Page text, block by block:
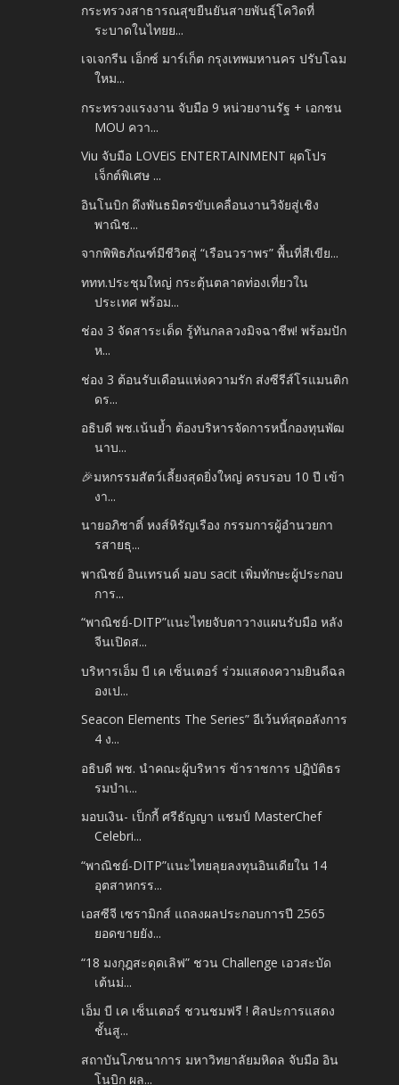
กระทรวงสาธารณสุขยืนยันสายพันธุ์โควิดที่
ระบาดในไทยย...
เจเจกรีน เอ็กซ์ มาร์เก็ต กรุงเทพมหานคร ปรับโฉม
ใหม...
กระทรวงแรงงาน จับมือ 9 หน่วยงานรัฐ + เอกชน
MOU ควา...
Viu จับมือ LOVEiS ENTERTAINMENT ผุดโปร
เจ็กต์พิเศษ ...
อินโนบิก ดึงพันธมิตรขับเคลื่อนงานวิจัยสู่เชิง
พาณิช...
จากพิพิธภัณฑ์มีชีวิตสู่ “เรือนวราพร” พื้นที่สีเขีย...
ททท.ประชุมใหญ่ กระตุ้นตลาดท่องเที่ยวใน
ประเทศ พร้อม...
ช่อง 3 จัดสาระเด็ด รู้ทันกลลวงมิจฉาชีพ! พร้อมปัก
ห...
ช่อง 3 ต้อนรับเดือนแห่งความรัก ส่งซีรีส์โรแมนติก
ดร...
อธิบดี พช.เน้นย้ำ ต้องบริหารจัดการหนี้กองทุนพัฒ
นาบ...
🎉มหกรรมสัตว์เลี้ยงสุดยิ่งใหญ่ ครบรอบ 10 ปี เข้า
งา...
นายอภิชาติ์ หงส์หิรัญเรือง กรรมการผู้อำนวยกา
รสายธุ...
พาณิชย์ อินเทรนด์ มอบ sacit เพิ่มทักษะผู้ประกอบ
การ...
“พาณิชย์-DITP”แนะไทยจับตาวางแผนรับมือ หลัง
จีนเปิดส...
บริหารเอ็ม บี เค เซ็นเตอร์ ร่วมแสดงความยินดีฉล
องเป...
Seacon Elements The Series” อีเว้นท์สุดอลังการ
4 ง...
อธิบดี พช. นำคณะผู้บริหาร ข้าราชการ ปฏิบัติธร
รมบำเ...
มอบเงิน- เป็กกี้ ศรีธัญญา แชมป์ MasterChef
Celebri...
“พาณิชย์-DITP”แนะไทยลุยลงทุนอินเดียใน 14
อุตสาหกรร...
เอสซีจี เซรามิกส์ แถลงผลประกอบการปี 2565
ยอดขายยัง...
“18 มงกุฎสะดุดเลิฟ” ชวน Challenge เอวสะบัด
เต้นม่...
เอ็ม บี เค เซ็นเตอร์ ชวนชมฟรี ! ศิลปะการแสดง
ชั้นสู...
สถาบันโภชนาการ มหาวิทยาลัยมหิดล จับมือ อิน
โนบิก ผล...